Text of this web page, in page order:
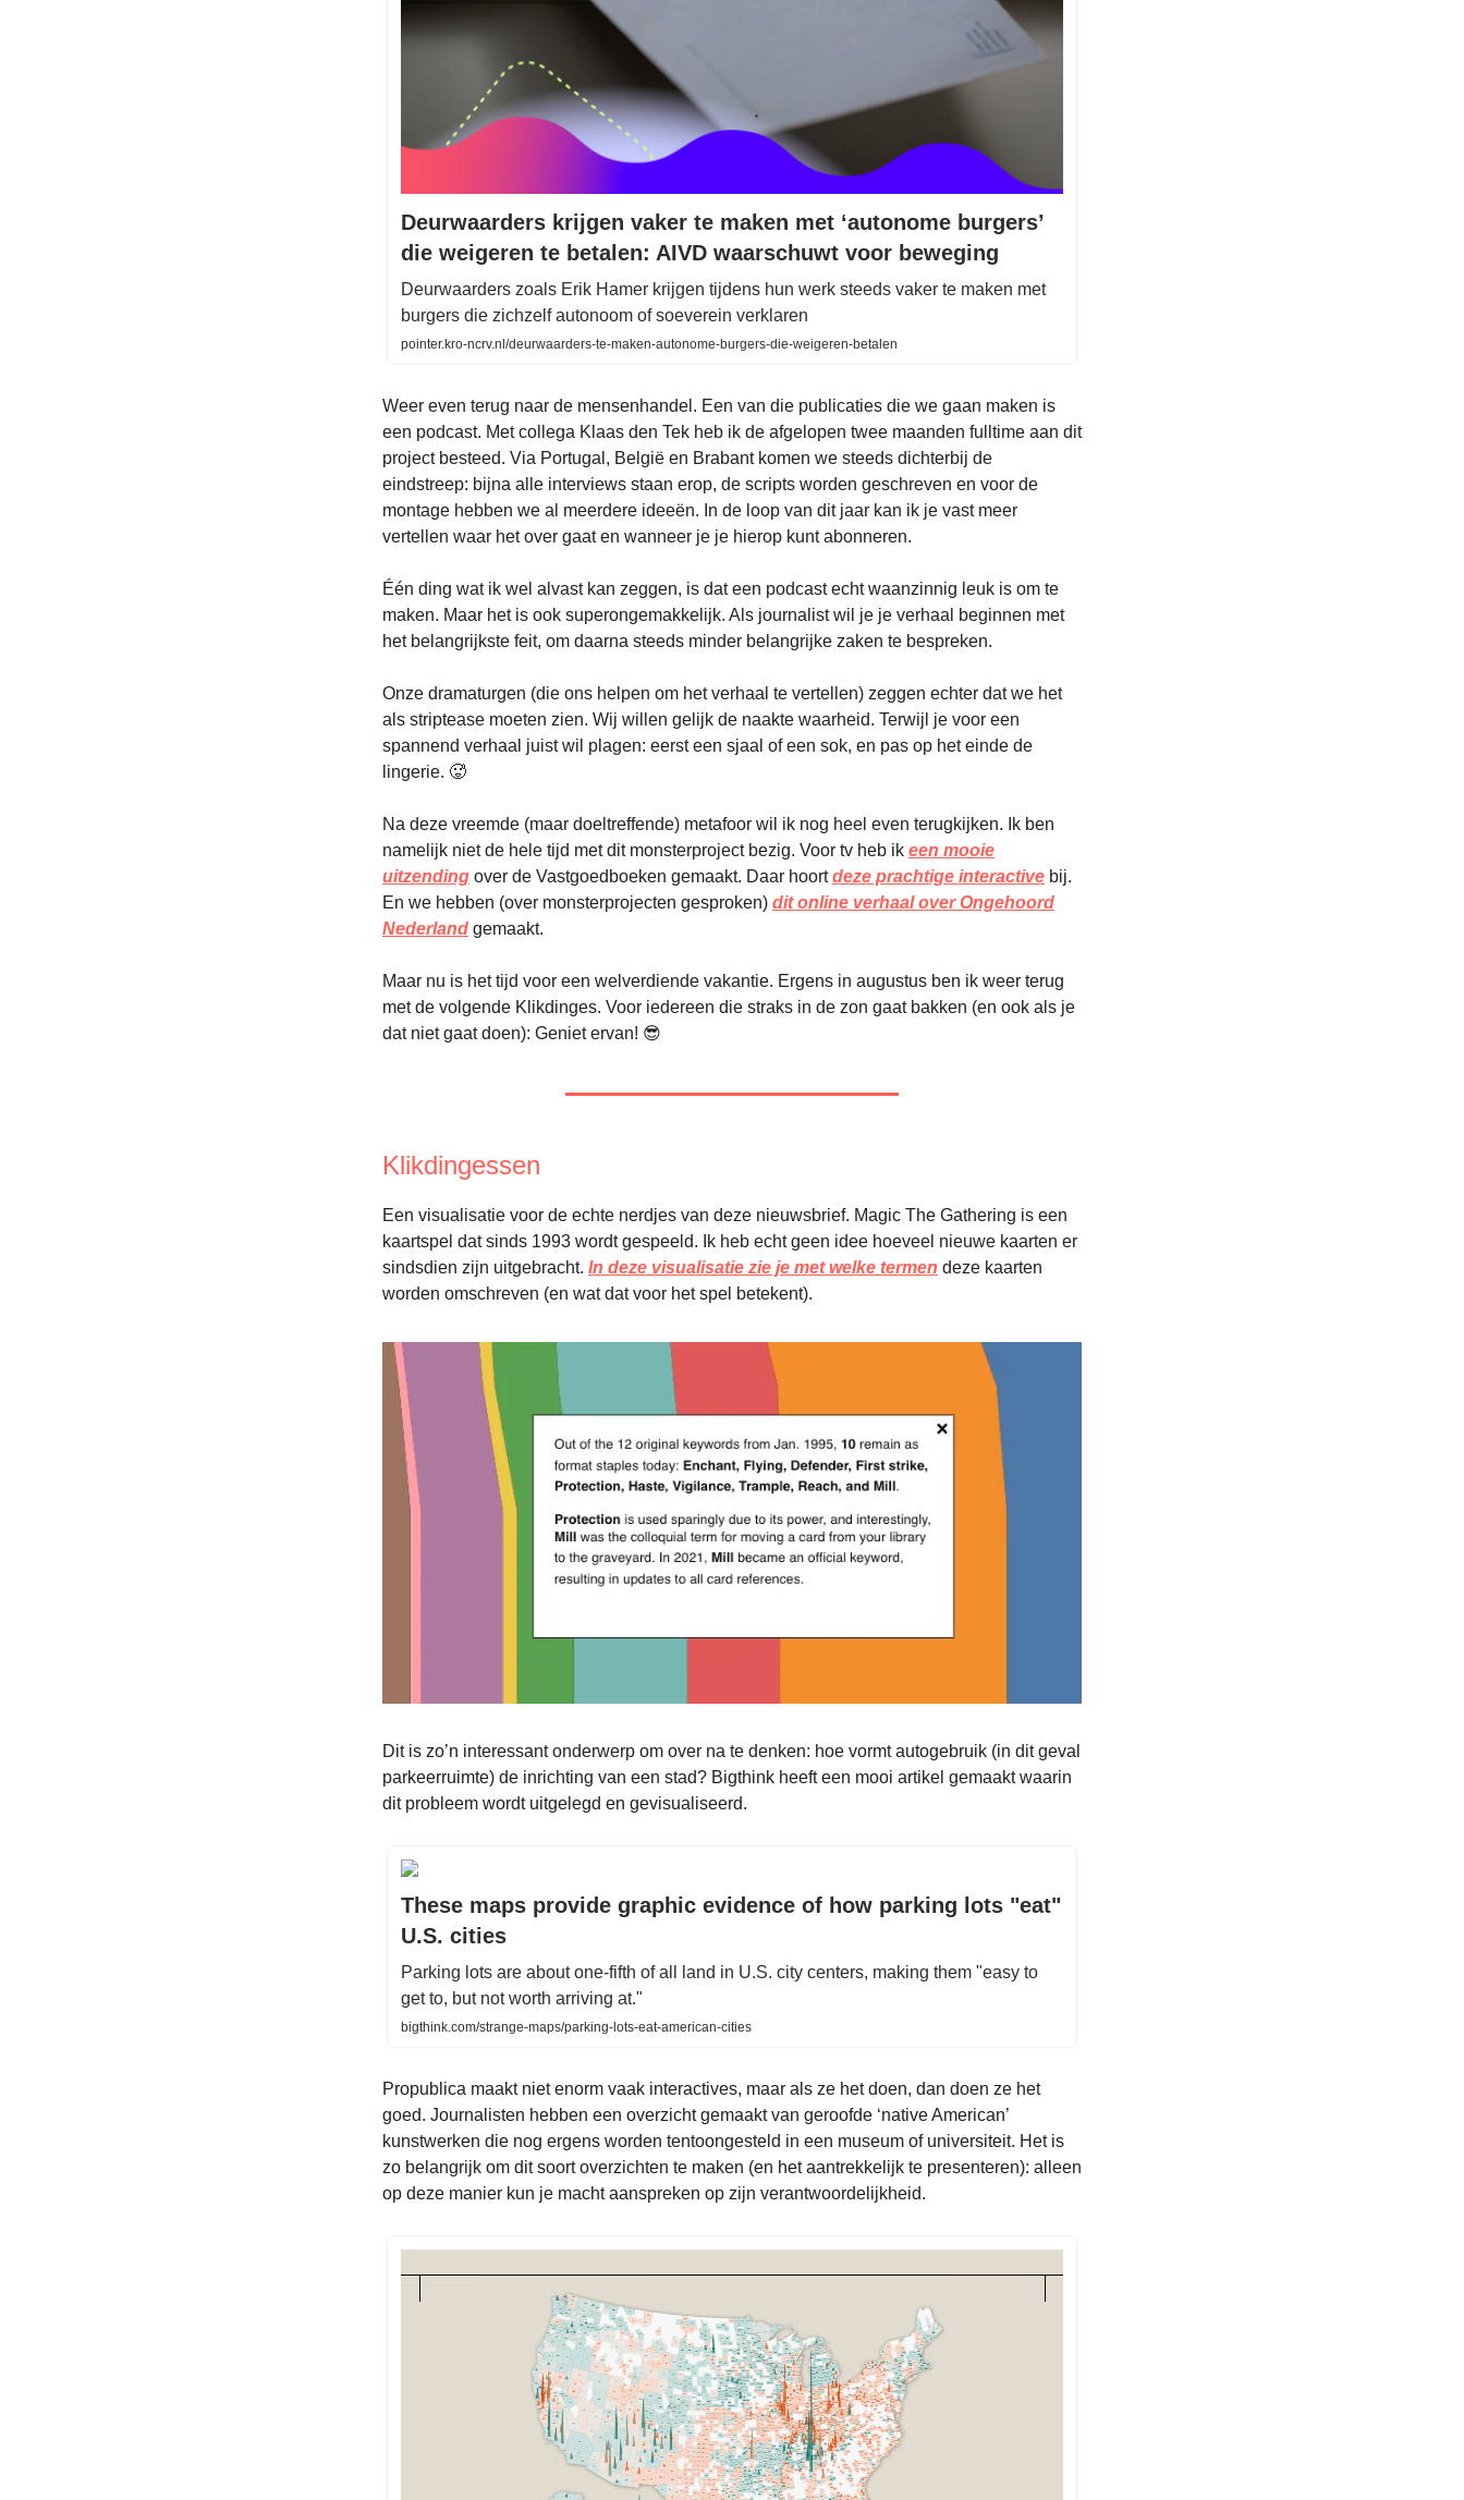
Deurwaarders krijgen vaker te maken met ‘autonome burgers’
die weigeren te betalen: AIVD waarschuwt voor beweging
Deurwaarders zoals Erik Hamer krijgen tijdens hun werk steeds vaker te maken met
burgers die zichzelf autonoom of soeverein verklaren
pointer.kro-ncrv.nl/deurwaarders-te-maken-autonome-burgers-die-weigeren-betalen
Weer even terug naar de mensenhandel. Een van die publicaties die we gaan maken is
een podcast. Met collega Klaas den Tek heb ik de afgelopen twee maanden fulltime aan dit
project besteed. Via Portugal, België en Brabant komen we steeds dichterbij de
eindstreep: bijna alle interviews staan erop, de scripts worden geschreven en voor de
montage hebben we al meerdere ideeën. In de loop van dit jaar kan ik je vast meer
vertellen waar het over gaat en wanneer je je hierop kunt abonneren.
Één ding wat ik wel alvast kan zeggen, is dat een podcast echt waanzinnig leuk is om te
maken. Maar het is ook superongemakkelijk. Als journalist wil je je verhaal beginnen met
het belangrijkste feit, om daarna steeds minder belangrijke zaken te bespreken.
Onze dramaturgen (die ons helpen om het verhaal te vertellen) zeggen echter dat we het
als striptease moeten zien. Wij willen gelijk de naakte waarheid. Terwijl je voor een
spannend verhaal juist wil plagen: eerst een sjaal of een sok, en pas op het einde de
lingerie. 🥵
Na deze vreemde (maar doeltreffende) metafoor wil ik nog heel even terugkijken. Ik ben
namelijk niet de hele tijd met dit monsterproject bezig. Voor tv heb ik een mooie
uitzending over de Vastgoedboeken gemaakt. Daar hoortdeze prachtige interactive bij.
En we hebben (over monsterprojecten gesproken) dit online verhaal over Ongehoord
Nederland gemaakt.
Maar nu is het tijd voor een welverdiende vakantie. Ergens in augustus ben ik weer terug
met de volgende Klikdinges. Voor iedereen die straks in de zon gaat bakken (en ook als je
dat niet gaat doen): Geniet ervan! 😎
Klikdingessen
Een visualisatie voor de echte nerdjes van deze nieuwsbrief. Magic The Gathering is een
kaartspel dat sinds 1993 wordt gespeeld. Ik heb echt geen idee hoeveel nieuwe kaarten er
sindsdien zijn uitgebracht. In deze visualisatie zie je met welke termen deze kaarten
worden omschreven (en wat dat voor het spel betekent).
Dit is zo’n interessant onderwerp om over na te denken: hoe vormt autogebruik (in dit geval
parkeerruimte) de inrichting van een stad? Bigthink heeft een mooi artikel gemaakt waarin
dit probleem wordt uitgelegd en gevisualiseerd.
These maps provide graphic evidence of how parking lots "eat"
U.S. cities
Parking lots are about one-fifth of all land in U.S. city centers, making them "easy to
get to, but not worth arriving at."
bigthink.com/strange-maps/parking-lots-eat-american-cities
Propublica maakt niet enorm vaak interactives, maar als ze het doen, dan doen ze het
goed. Journalisten hebben een overzicht gemaakt van geroofde ‘native American’
kunstwerken die nog ergens worden tentoongesteld in een museum of universiteit. Het is
zo belangrijk om dit soort overzichten te maken (en het aantrekkelijk te presenteren): alleen
op deze manier kun je macht aanspreken op zijn verantwoordelijkheid.